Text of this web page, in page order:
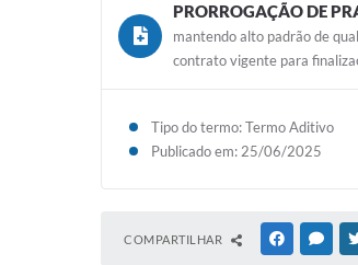
PRORROGAÇÃO DE
mantendo alto padrão de
contrato vigente para
Tipo do termo: Termo Aditivo
Publicado em: 25/06/2025
COMPARTILHAR FACEBOOK